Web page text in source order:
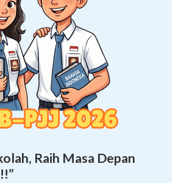
Raih Masa Depan